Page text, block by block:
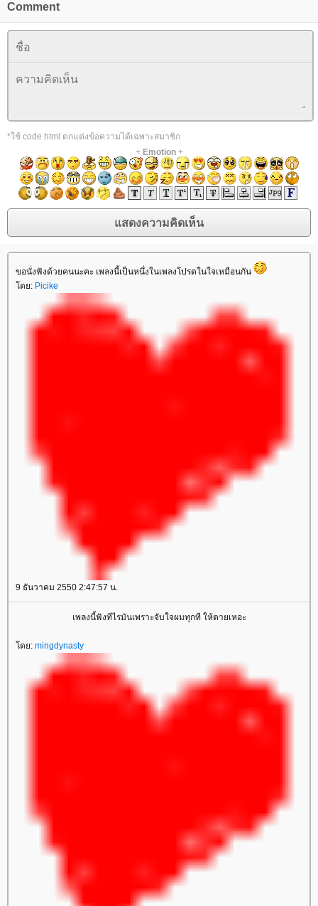
Comment
*ใช้ code html ตกแต่งข้อความได้เฉพาะสมาชิก
+ Emotion+
ขอนั่งฟังด้วยคนนะคะ เพลงนี้เป็นหนึ่งในเพลงโปรดในใจเหมือนกัน
ดย: Picike
9 ธันวาคม 2550 2:47:57 น.
เพลงนี้ฟังทีไรมันเพราะจับใจผมทุกที ให้ตายเหอะ
ดย: mingdynasty